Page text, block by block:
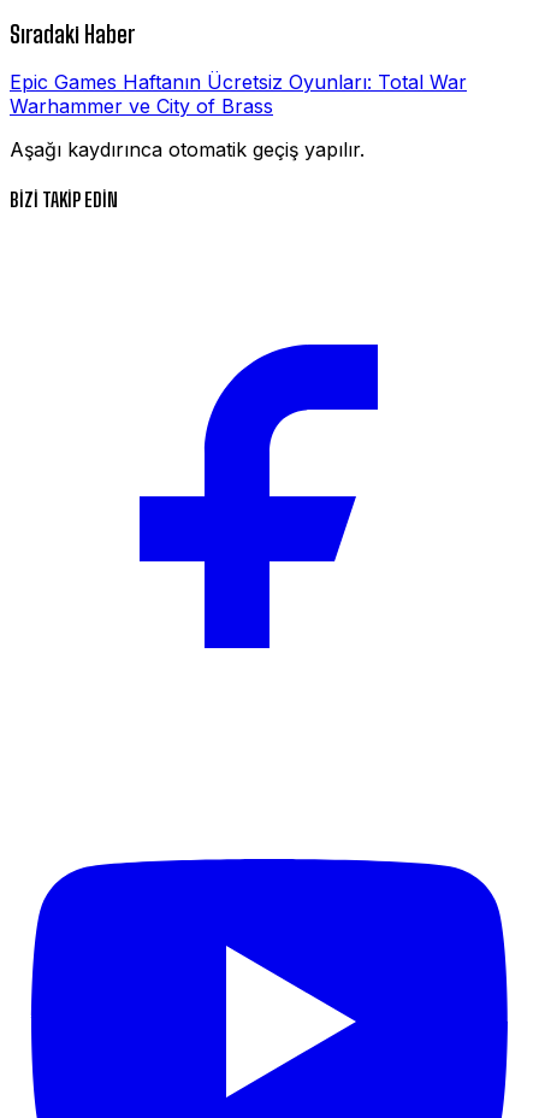
Sıradaki Haber
Epic Games Haftanın Ücretsiz Oyunları: Total War
Warhammer ve City of Brass
Aşağı kaydırınca otomatik geçiş yapılır.
BİZİ TAKİP EDİN